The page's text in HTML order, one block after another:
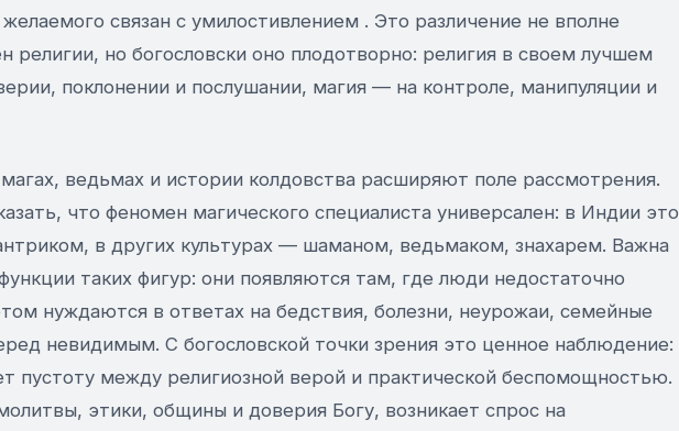
связан с умилостивлением . Это различение не вполне
религии, но богословски оно плодотворно: религия в своем лучшем
поклонении и послушании, магия — на контроле, манипуляции и
ведьмах и истории колдовства расширяют поле рассмотрения.
что феномен магического специалиста универсален: в Индии это
в других культурах — шаманом, ведьмаком, знахарем. Важна
таких фигур: они появляются там, где люди недостаточно
нуждаются в ответах на бедствия, болезни, неурожаи, семейные
невидимым. С богословской точки зрения это ценное наблюдение:
пустоту между религиозной верой и практической беспомощностью.
этики, общины и доверия Богу, возникает спрос на